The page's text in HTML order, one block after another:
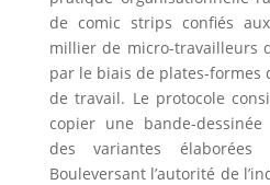
de comic strips confiés
millier de micro-travailleurs
par le biais de plates-
de travail. Le protocole
copier une bande-
des variantes
Bouleversant l’autorité de